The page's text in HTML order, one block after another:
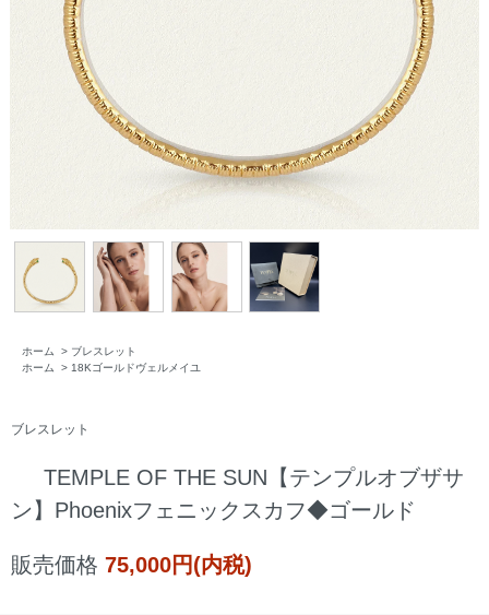
ホーム > ブレスレット
ホーム
> 18Kゴールドヴェルメイユ
ブレスレット
TEMPLE OF THE SUN【テンプルオブザサ
ン】Phoenixフェニックスカフ◆ゴールド
販売価格 75,000円(内税)